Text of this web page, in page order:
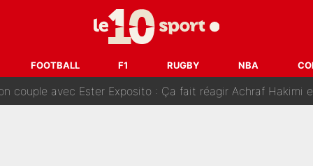
FOOTBALL F1 RUGBY NBA
Gianni Infantino interpelle Kylian Mbappé sur les réseaux
par le PSG pour recruter Yan Diomandé : «L'accord a échoué
couple avec Ester Exposito : Ça fait réagir Achraf Hakimi et